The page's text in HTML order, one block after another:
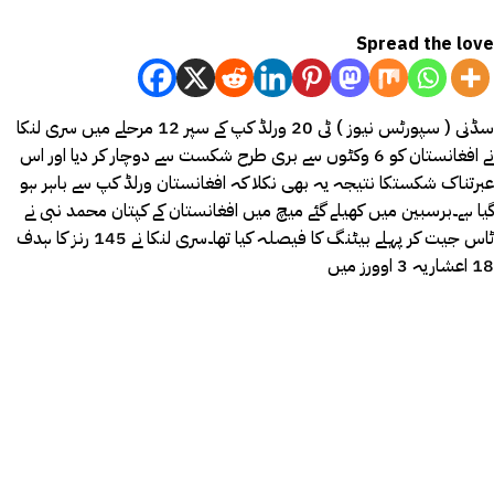
Spread the love
سڈنی ( سپورٹس نیوز ) ٹی 20 ورلڈ کپ کے سپر 12 مرحلے میں سری لنکا
نے افغانستان کو 6 وکٹوں سے بری طرح شکست سے دوچار کر دیا اور اس
عبرتناک شکستکا نتیجہ یہ بھی نکلا کہ افغانستان ورلڈ کپ سے باہر ہو
گیا ہے۔برسبین میں کھیلے گئے میچ میں افغانستان کے کپتان محمد نبی نے
ٹاس جیت کر پہلے بیٹنگ کا فیصلہ کیا تھا۔سری لنکا نے 145 رنز کا ہدف
18 اعشاریہ 3 اوورز میں